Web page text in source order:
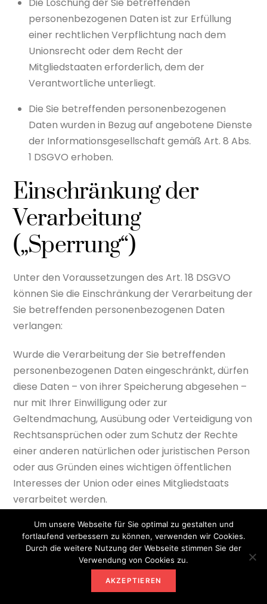
Die Löschung der Sie betreffenden
personenbezogenen Daten ist zur Erfüllung
einer rechtlichen Verpflichtung nach dem
Unionsrecht oder dem Recht der
Mitgliedstaaten erforderlich, dem der
Verantwortliche unterliegt.
Die Sie betreffenden personenbezogenen
Daten wurden in Bezug auf angebotene Dienste
der Informationsgesellschaft gemäß Art. 8 Abs.
1 DSGVO erhoben.
Einschränkung der
Verarbeitung
(„Sperrung“)
Unter den Voraussetzungen des Art. 18 DSGVO
können Sie die Einschränkung der Verarbeitung der
Sie betreffenden personenbezogenen Daten
verlangen:
Wurde die Verarbeitung der Sie betreffenden
personenbezogenen Daten eingeschränkt, dürfen
diese Daten – von ihrer Speicherung abgesehen –
nur mit Ihrer Einwilligung oder zur
Geltendmachung, Ausübung oder Verteidigung von
Rechtsansprüchen oder zum Schutz der Rechte
einer anderen natürlichen oder juristischen Person
oder aus Gründen eines wichtigen öffentlichen
Interesses der Union oder eines Mitgliedstaats
verarbeitet werden.
Wurde die Einschränkung der Verarbeitung nach
den o.g. Voraussetzungen eingeschränkt, werden
Sie von dem Verantwortlichen unterrichtet bevor
die Einschränkung aufgehoben wird.
Um unsere Webseite für Sie optimal zu gestalten und
fortlaufend verbessern zu können, verwenden wir Cookies.
Durch die weitere Nutzung der Webseite stimmen Sie der
Verwendung von Cookies zu.
AKZEPTIEREN